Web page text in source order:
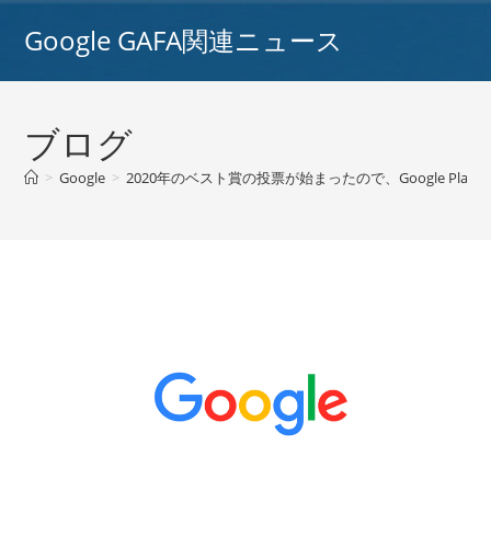
Google GAFA関連ニュース
ブログ
> Google > 2020年のベスト賞の投票が始まったので、Google Play